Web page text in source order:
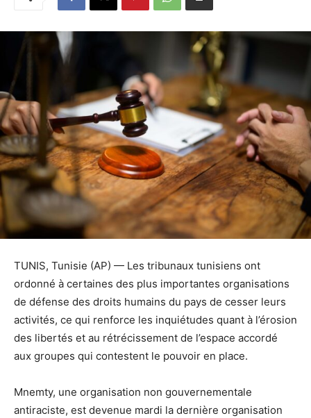
TUNIS, Tunisie (AP) — Les tribunaux tunisiens ont
ordonné à certaines des plus importantes organisations
de défense des droits humains du pays de cesser leurs
activités, ce qui renforce les inquiétudes quant à l’érosion
des libertés et au rétrécissement de l’espace accordé
aux groupes qui contestent le pouvoir en place.
Mnemty, une organisation non gouvernementale
antiraciste, est devenue mardi la dernière organisation